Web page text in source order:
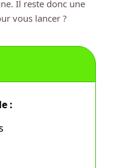
Il reste donc une
vous lancer ?
: